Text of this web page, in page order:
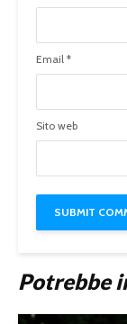
Email *
Sito web
Potrebbe